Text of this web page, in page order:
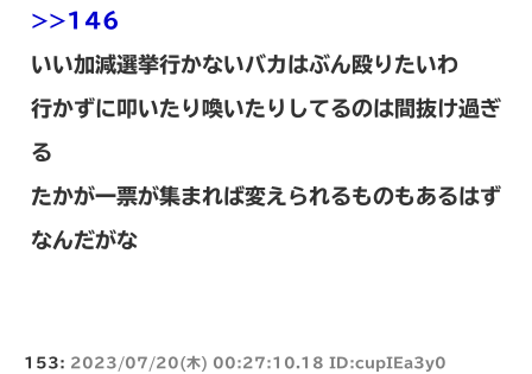
>>146
いい加減選挙行かないバカはぶん殴りたいわ
行かずに叩いたり喚いたりしてるのは間抜け過ぎ
る
たかが一票が集まれば変えられるものもあるはず
なんだがな
153: 2023/07/20(木) 00:27:10.18 ID:cupIEa3y0